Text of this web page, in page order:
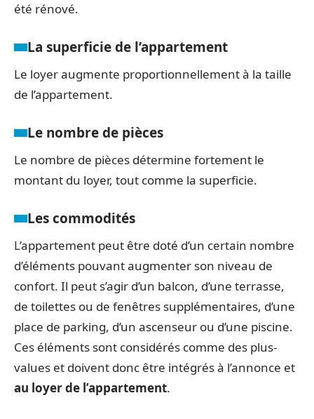
été rénové.
La superficie de l’appartement
Le loyer augmente proportionnellement à la taille
de l’appartement.
Le nombre de pièces
Le nombre de pièces détermine fortement le
montant du loyer, tout comme la superficie.
Les commodités
L’appartement peut être doté d’un certain nombre
d’éléments pouvant augmenter son niveau de
confort. Il peut s’agir d’un balcon, d’une terrasse,
de toilettes ou de fenêtres supplémentaires, d’une
place de parking, d’un ascenseur ou d’une piscine.
Ces éléments sont considérés comme des plus-
values et doivent donc être intégrés à l’annonce et
au loyer de l’appartement.